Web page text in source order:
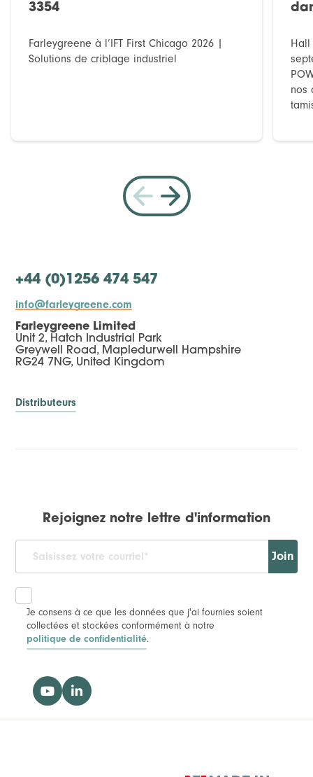
3354
Farleygreene à l’IFT First Chicago 2026 |
Solutions de criblage industriel
Hall
nos
+44 (0)1256 474 547
info@farleygreene.com
Farleygreene Limited
Unit 2, Hatch Industrial Park
Greywell Road, Mapledurwell Hampshire
RG24 7NG, United Kingdom
Distributeurs
Rejoignez notre lettre d'information
Join
Je consens à ce que les données que j'ai fournies soient
collectées et stockées conformément à notre
politique de confidentialité.